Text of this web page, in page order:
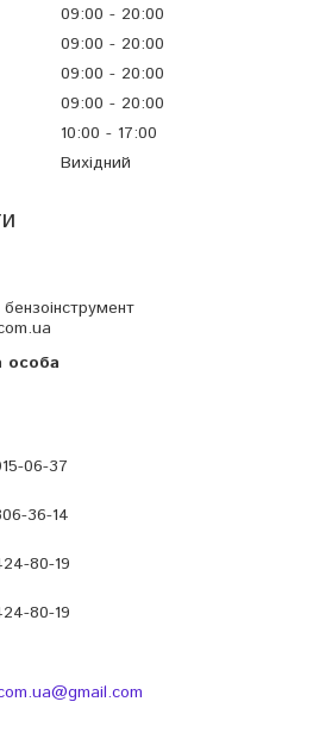
09:00
20:00
09:00
20:00
09:00
20:00
09:00
20:00
10:00
17:00
Вихідний
06-37
36-14
80-19
80-19